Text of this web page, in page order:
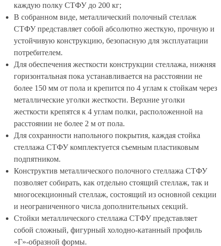
каждую полку СТФУ до 200 кг;
В собранном виде, металлический полочный стеллаж
СТФУ представляет собой абсолютно жесткую, прочную и
устойчивую конструкцию, безопасную для эксплуатации
потребителем.
Для обеспечения жесткости конструкции стеллажа, нижняя
горизонтальная пока устанавливается на расстоянии не
более 150 мм от пола и крепится по 4 углам к стойкам через
металлические уголки жесткости. Верхние уголки
жесткости крепятся к 4 углам полки, расположенной на
расстоянии не более 2 м от пола.
Для сохранности напольного покрытия, каждая стойка
стеллажа СТФУ комплектуется съемным пластиковым
подпятником.
Конструктив металлического полочного стеллажа СТФУ
позволяет собирать, как отдельно стоящий стеллаж, так и
многосекционный стеллаж, состоящий из основной секции
и неограниченного числа дополнительных секций.
Стойки металлического стеллажа СТФУ представляет
собой сложный, фигурный холодно-катанный профиль
«Г»-образной формы.